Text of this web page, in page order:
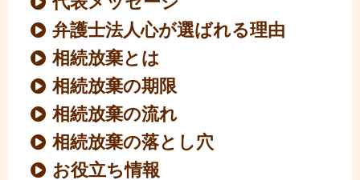
弁護士法人心が選ばれる理由
相続放棄とは
相続放棄の期限
相続放棄の流れ
相続放棄の落とし穴
お役立ち情報